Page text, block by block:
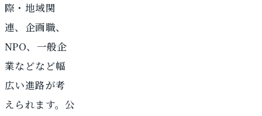
際・地域関
連、企画職、
NPO、一般企
業などなど幅
広い進路が考
えられます。公